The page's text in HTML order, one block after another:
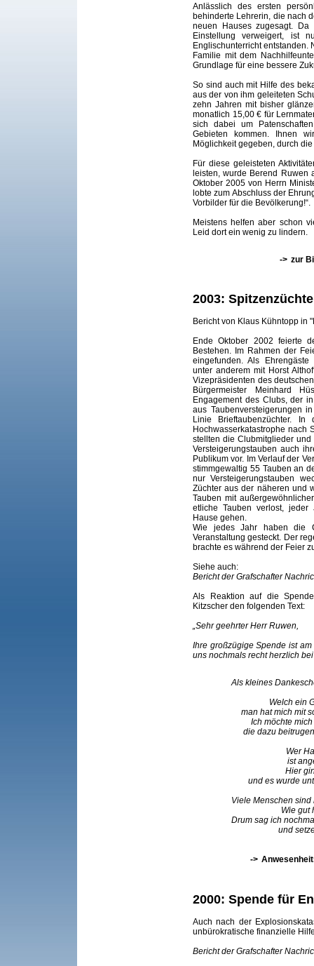
Anlässlich des ersten
behinderte Lehrerin, die nach
neuen Hauses zugesagt.
Einstellung verweigert, ist
Englischunterricht entstanden.
Familie mit dem
Grundlage für eine bessere
So sind auch mit Hilfe des
aus der von ihm geleiteten
zehn Jahren mit bisher
monatlich 15,00 € für
sich dabei um
Gebieten kommen. Ihnen
Möglichkeit gegeben, durch
Für diese geleisteten
leisten, wurde Berend Ruwen
Oktober 2005 von Herrn
lobte zum Abschluss der
Vorbilder für die Bevölkerung!“.
Meistens helfen aber schon
Leid dort ein wenig zu lindern.
-> zur
2003:
Bericht von Klaus Kühntopp in
Ende Oktober 2002 feierte
Bestehen. Im Rahmen der
eingefunden. Als
unter anderem mit Horst
Vizepräsidenten des
Bürgermeister Meinhard
Engagement des Clubs, der
aus Taubenversteigerungen
Linie Brieftaubenzüchter.
Hochwasserkatastrophe nach
stellten die Clubmitglieder
Versteigerungstauben auch
Publikum vor. Im Verlauf der
stimmgewaltig 55 Tauben an
nur Versteigerungstauben
Züchter aus der näheren und
Tauben mit
etliche Tauben verlost,
Hause gehen.
Wie jedes Jahr haben die
Veranstaltung gesteckt. Der
brachte es während der Feier
Siehe auch:
Bericht der Grafschafter
Als Reaktion auf die
Kitzscher den folgenden Text:
„Sehr geehrter Herr Ruwen,
Ihre großzügige Spende ist
uns nochmals recht herzlich
Als kleines
Welch ein
man hat mich mit
Ich möchte
die dazu
Wer
ist
Hier
und es wurde
Viele Menschen
Wie gut
Drum sag ich
und
->
2000: Spende für
Auch nach der
unbürokratische finanzielle
Bericht der Grafschafter